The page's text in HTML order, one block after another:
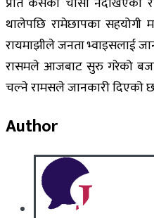
थालेपछि रामेछापका सहयोगी
रायमाझीले जनता भ्वाइसलाई
रासमले आजबाट सुरु गरेको
चल्ने रामसले जानकारी दिएको
Author